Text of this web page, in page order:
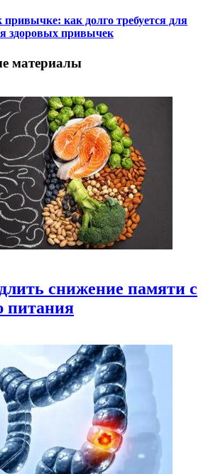
привычке: как долго требуется для
здоровых привычек
материалы
снижение памяти с